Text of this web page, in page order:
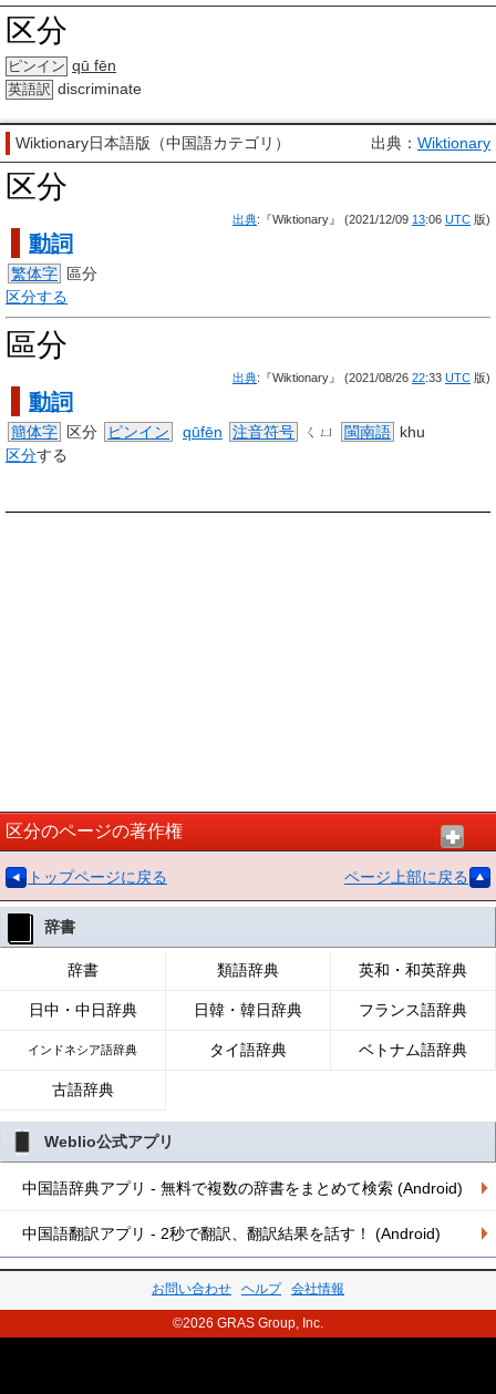
区分
ピンイン qū fēn
英語訳 discriminate
Wiktionary日本語版（中国語カテゴリ） 出典： Wiktionary
区分
出典:『Wiktionary』 (2021/12/09 13:06 UTC 版)
動詞
繁体字
區分
区分する
區分
出典:『Wiktionary』 (2021/08/26 22:33 UTC 版)
動詞
簡体字 区分 ピンイン qūfēn 注音符号 ㄑㄩ 閩南語 khu
区分する
区分のページの著作権
トップページに戻る ページ上部に戻る
辞書
辞書 類語辞典 英和・和英辞典
日中・中日辞典 日韓・韓日辞典 フランス語辞典
インドネシア語辞典 タイ語辞典 ベトナム語辞典
古語辞典
Weblio公式アプリ
中国語辞典アプリ - 無料で複数の辞書をまとめて検索 (Android)
中国語翻訳アプリ - 2秒で翻訳、翻訳結果を話す！ (Android)
お問い合わせ ヘルプ 会社情報
©2026 GRAS Group, Inc.